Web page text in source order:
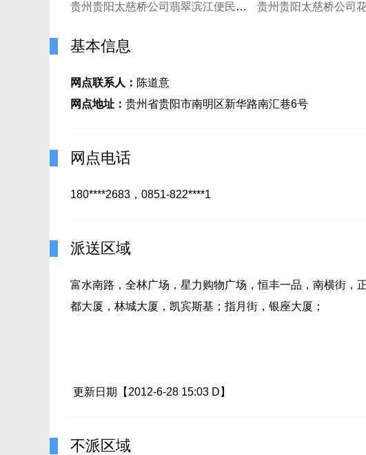
贵州贵阳太慈桥公司翡翠滨江便民寄存点分部
基本信息
网点联系人： 陈道意
网点地址： 贵州省贵阳市南明区新华路南汇巷6号
网点电话
180****2683，0851-822****1
派送区域
富水南路，全林广场，星力购物广场，恒丰一品，南横街，
都大厦，林城大厦，凯宾斯基；指月街，银座大厦；
更新日期【2012-6-28 15:03 D】
不派区域